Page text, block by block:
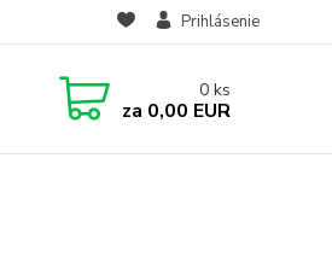
Prihlásenie
0 ks
za 0,00 EUR